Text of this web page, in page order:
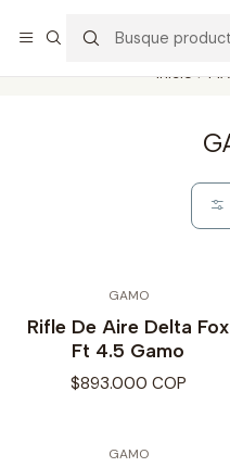
Inicio
GAMO
Rifle De Aire Delta Fox
Ft 4.5 Gamo
$893.000 COP
GAMO